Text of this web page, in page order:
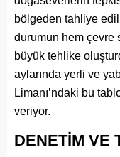
bölgeden tahliye
durumun hem çevre
büyük tehlike
aylarında yerli ve
Limanı’ndaki bu
veriyor.
DENETİM VE